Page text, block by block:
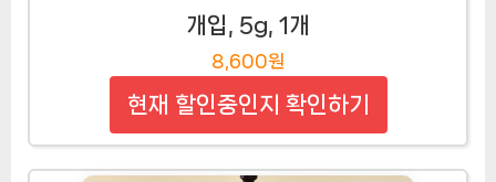
개입, 5g, 1개
8,600원
현재 할인중인지 확인하기